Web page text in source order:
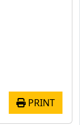
PRINT